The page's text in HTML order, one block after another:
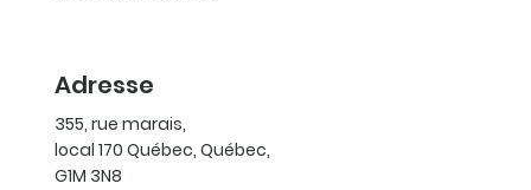
Adresse
355, rue marais,
local 170 Québec, Québec,
G1M 3N8